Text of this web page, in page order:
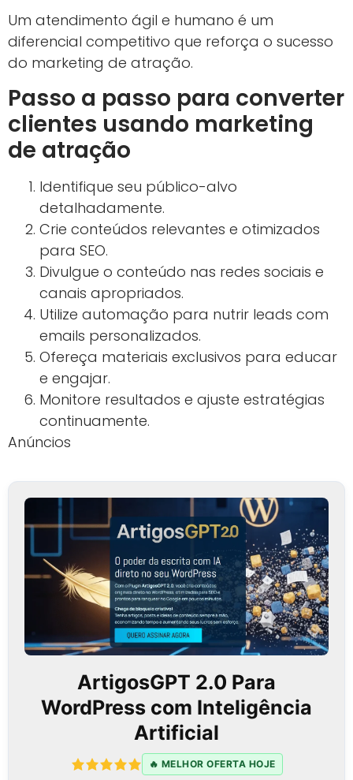
Um atendimento ágil e humano é um
diferencial competitivo que reforça o sucesso
do marketing de atração.
Passo a passo para converter
clientes usando marketing
de atração
Identifique seu público-alvo
detalhadamente.
Crie conteúdos relevantes e otimizados
para SEO.
Divulgue o conteúdo nas redes sociais e
canais apropriados.
Utilize automação para nutrir leads com
emails personalizados.
Ofereça materiais exclusivos para educar
e engajar.
Monitore resultados e ajuste estratégias
continuamente.
Anúncios
ArtigosGPT 2.0 Para
WordPress com Inteligência
Artificial
🔥 MELHOR OFERTA HOJE